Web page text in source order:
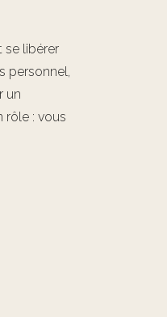
se libérer
personnel,
un
rôle : vous